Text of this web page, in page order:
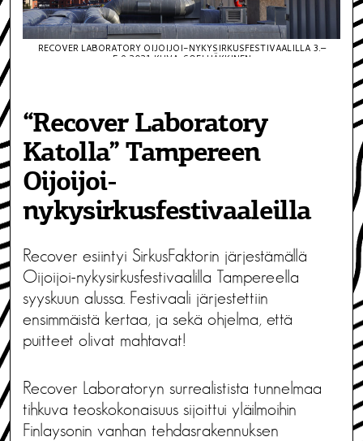
RECOVER LABORATORY OIJOIJOI-NYKYSIRKUSFESTIVAALILLA 3.–
5.9.2021 KUVA: SOFI HÄKKINEN
“Recover Laboratory
Katolla” Tampereen
Oijoijoi-
nykysirkusfestivaaleilla
Recover esiintyi SirkusFaktorin järjestämällä
Oijoijoi-nykysirkusfestivaalilla Tampereella
syyskuun alussa. Festivaali järjestettiin
ensimmäistä kertaa, ja sekä ohjelma, että
puitteet olivat mahtavat!
Recover Laboratoryn surrealistista tunnelmaa
tihkuva teoskokonaisuus sijoittui yläilmoihin
Finlaysonin vanhan tehdasrakennuksen